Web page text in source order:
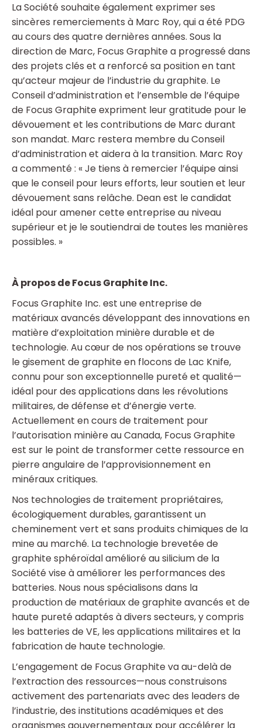
La Société souhaite également exprimer ses
sincères remerciements à Marc Roy, qui a été PDG
au cours des quatre dernières années. Sous la
direction de Marc, Focus Graphite a progressé dans
des projets clés et a renforcé sa position en tant
qu’acteur majeur de l’industrie du graphite. Le
Conseil d’administration et l’ensemble de l’équipe
de Focus Graphite expriment leur gratitude pour le
dévouement et les contributions de Marc durant
son mandat. Marc restera membre du Conseil
d’administration et aidera à la transition. Marc Roy
a commenté : « Je tiens à remercier l’équipe ainsi
que le conseil pour leurs efforts, leur soutien et leur
dévouement sans relâche. Dean est le candidat
idéal pour amener cette entreprise au niveau
supérieur et je le soutiendrai de toutes les manières
possibles. »
À propos de Focus Graphite Inc.
Focus Graphite Inc. est une entreprise de
matériaux avancés développant des innovations en
matière d’exploitation minière durable et de
technologie. Au cœur de nos opérations se trouve
le gisement de graphite en flocons de Lac Knife,
connu pour son exceptionnelle pureté et qualité—
idéal pour des applications dans les révolutions
militaires, de défense et d’énergie verte.
Actuellement en cours de traitement pour
l’autorisation minière au Canada, Focus Graphite
est sur le point de transformer cette ressource en
pierre angulaire de l’approvisionnement en
minéraux critiques.
Nos technologies de traitement propriétaires,
écologiquement durables, garantissent un
cheminement vert et sans produits chimiques de la
mine au marché. La technologie brevetée de
graphite sphéroïdal amélioré au silicium de la
Société vise à améliorer les performances des
batteries. Nous nous spécialisons dans la
production de matériaux de graphite avancés et de
haute pureté adaptés à divers secteurs, y compris
les batteries de VE, les applications militaires et la
fabrication de haute technologie.
L’engagement de Focus Graphite va au-delà de
l’extraction des ressources—nous construisons
activement des partenariats avec des leaders de
l’industrie, des institutions académiques et des